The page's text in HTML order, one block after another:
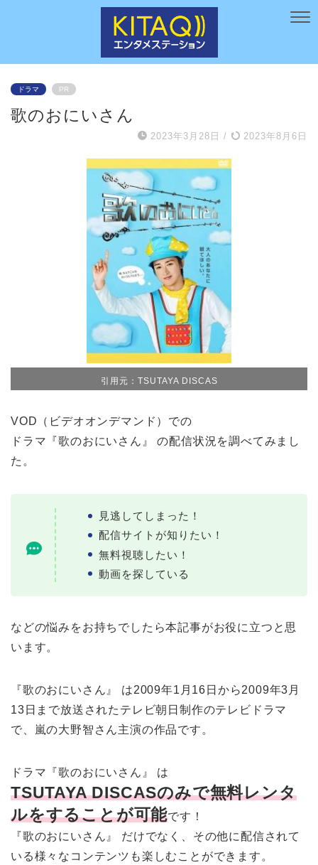
ドラマ PR
歌のおにいさん
2023年3月28日 / 2023年8月6日
引用元：TSUTAYA DISCAS
VOD（ビデオオンデマンド）での
ドラマ『歌のおにいさん』 の配信状況を調べてみまし
た。
見逃してしまった！
配信サイトが知りたい！
無料視聴したい！
動画を探している
などの悩みをお持ちでしたら本記事がお役に立つと思
います。
『歌のおにいさん』 は2009年1月16日から2009年3月
13日まで放送されたテレビ朝日制作のテレビドラマ
で、嵐の大野智さん主演の作品です。
ドラマ『歌のおにいさん』 は
TSUTAYA DISCASのみで無料レンタ
ルをすることが可能です！
『歌のおにいさん』 だけでなく、その他に配信されて
いる様々なコンテンツも楽しむことができます。